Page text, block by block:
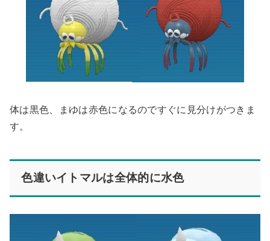
体は黒色、まゆは赤色になるのですぐに見分けがつきま
す。
色違いイトマルは全体的に水色